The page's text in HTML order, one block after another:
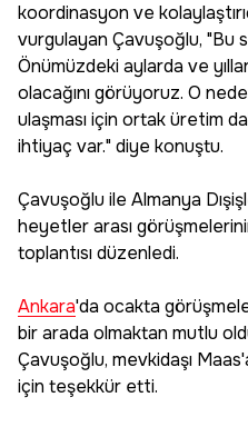
koordinasyon ve
vurgulayan Çavuşoğlu, "Bu
Önümüzdeki aylarda ve
olacağını görüyoruz. O
ulaşması için ortak üretim
ihtiyaç var." diye konuştu.
Çavuşoğlu ile Almanya
heyetler arası
toplantısı düzenledi.
Ankara'da ocakta
bir arada olmaktan mutlu
Çavuşoğlu, mevkidaşı
için teşekkür etti.